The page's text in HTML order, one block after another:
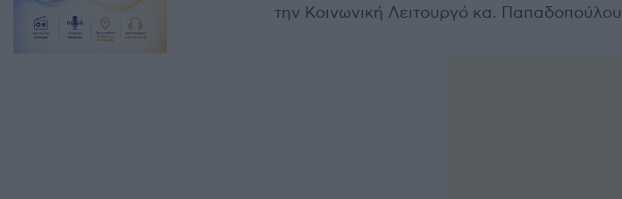
την Κοινωνική Λειτουργό κα.